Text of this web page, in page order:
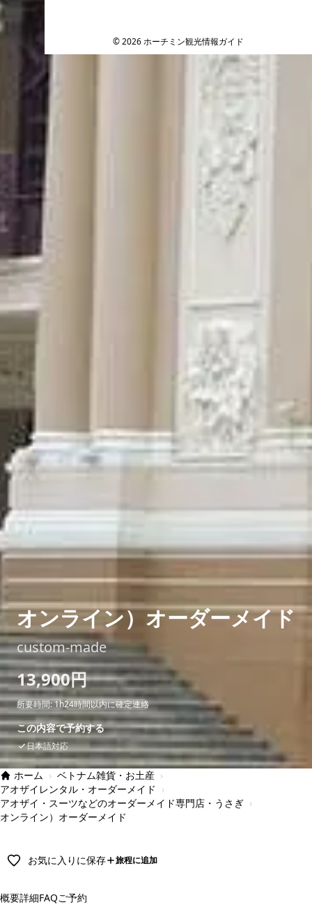
© 2026 ホーチミン観光情報ガイド
オンライン）オーダーメイド
custom-made
13,900円
所要時間: 1h24時間以内に確定連絡
この内容で予約する
日本語対応
ホーム › ベトナム雑貨・お土産 ›
アオザイレンタル・オーダーメイド ›
アオザイ・スーツなどのオーダーメイド専門店・うさぎ ›
オンライン）オーダーメイド
お気に入りに保存 旅程に追加
概要詳細FAQご予約